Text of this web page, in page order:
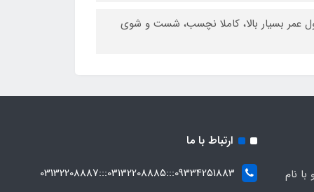
عمر بسیار بالا، کاملا نچسب، شست و شوی
کالا از سال 1369 و با نام
ارتباط با ما
09334251883:::03132208885:::03132208887